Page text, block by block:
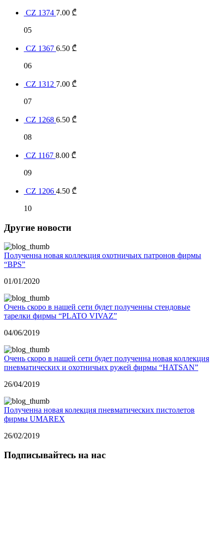
CZ 1374 7.00 ₾
05
CZ 1367 6.50 ₾
06
CZ 1312 7.00 ₾
07
CZ 1268 6.50 ₾
08
CZ 1167 8.00 ₾
09
CZ 1206 4.50 ₾
10
Другие новости
Полученна новая коллекция охотничьих патронов фирмы
“BPS”
01/01/2020
Очень скоро в нашей сети будет полученны стендовые
тарелки фирмы “PLATO VIVAZ”
04/06/2019
Очень скоро в нашей сети будет полученна новая коллекция
пневматических и охотничьих ружей фирмы “HATSAN”
26/04/2019
Полученна новая колекция пневматических пистолетов
фирмы UMAREX
26/02/2019
Подписывайтесь на нас